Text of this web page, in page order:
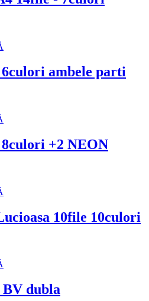
ambele parti
+2 NEON
10file 10culori
dubla